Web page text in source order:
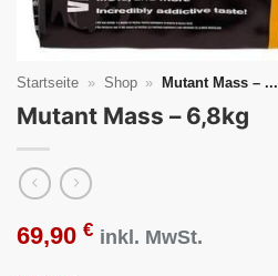
Startseite » Shop » Mutant Mass – ...
Mutant Mass – 6,8kg
69,90 € inkl. MwSt.